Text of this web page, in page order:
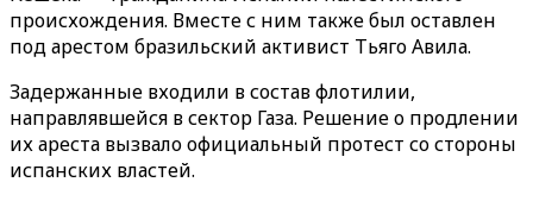
происхождения. Вместе с ним также был оставлен
под арестом бразильский активист Тьяго Авила.
Задержанные входили в состав флотилии,
направлявшейся в сектор Газа. Решение о продлении
их ареста вызвало официальный протест со стороны
испанских властей.